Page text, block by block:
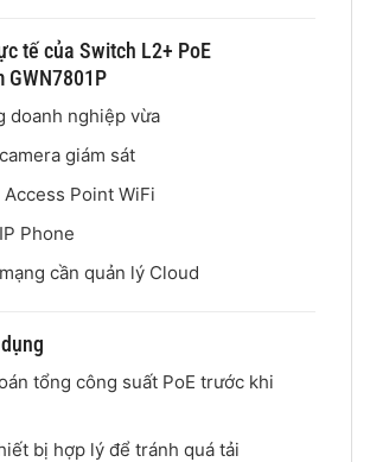
tế của Switch L2+ PoE
GWN7801P
doanh nghiệp vừa
giám sát
Point WiFi
Phone
cần quản lý Cloud
tổng công suất PoE trước khi
bị hợp lý để tránh quá tải